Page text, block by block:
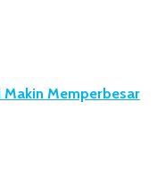
Makin Memperbesar